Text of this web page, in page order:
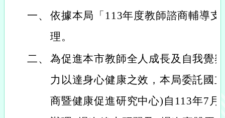
一、 依據本局「113年度教師諮商輔導
理。
二、 為促進本市教師全人成長及自我覺
力以達身心健康之效，本局委託國
商暨健康促進研究中心)自113年7月